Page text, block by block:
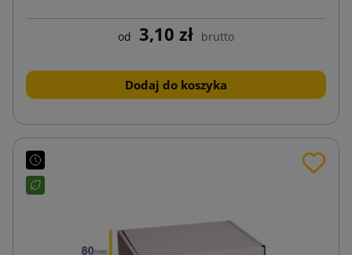
od 3,10 zł brutto
Dodaj do koszyka